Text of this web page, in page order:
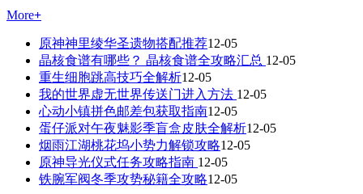
More+
原神神里绫华圣遗物搭配推荐12-05
晶核食谱有哪些？ 晶核食谱全攻略汇总 12-05
重生细胞跳高技巧全解析12-05
我的世界虚无世界传送门进入方法 12-05
心动小镇拼色邮差包获取指南12-05
蛋仔派对午夜魅影季盲盒皮肤全解析12-05
烟雨江湖桃花坞小势力解锁攻略12-05
原神导光仪式任务攻略指南 12-05
铁腕军阀冬季攻势秘籍全攻略12-05